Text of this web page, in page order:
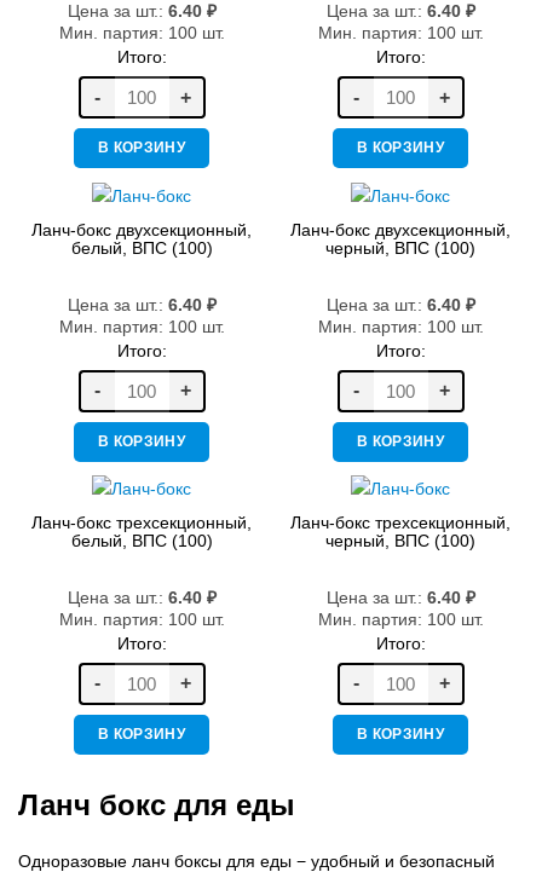
Цена за шт.: 6.40 ₽
Мин. партия: 100 шт.
Итого:
- +
В КОРЗИНУ
Цена за шт.: 6.40 ₽
Мин. партия: 100 шт.
Итого:
- +
В КОРЗИНУ
Ланч-бокс двухсекционный,
белый, ВПС (100)
Цена за шт.: 6.40 ₽
Мин. партия: 100 шт.
Итого:
- +
В КОРЗИНУ
Ланч-бокс двухсекционный,
черный, ВПС (100)
Цена за шт.: 6.40 ₽
Мин. партия: 100 шт.
Итого:
- +
В КОРЗИНУ
Ланч-бокс трехсекционный,
белый, ВПС (100)
Цена за шт.: 6.40 ₽
Мин. партия: 100 шт.
Итого:
- +
В КОРЗИНУ
Ланч-бокс трехсекционный,
черный, ВПС (100)
Цена за шт.: 6.40 ₽
Мин. партия: 100 шт.
Итого:
- +
В КОРЗИНУ
Ланч бокс для еды
Одноразовые ланч боксы для еды − удобный и безопасный